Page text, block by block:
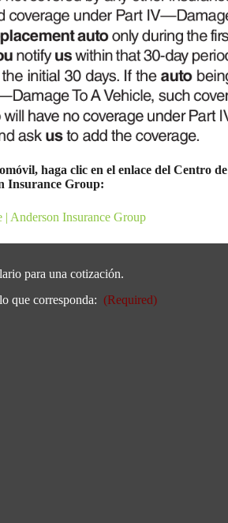
haga clic en el enlace del Centro de
Insurance Group:
| Anderson Insurance Group
para una cotización.
que corresponda: (Required)